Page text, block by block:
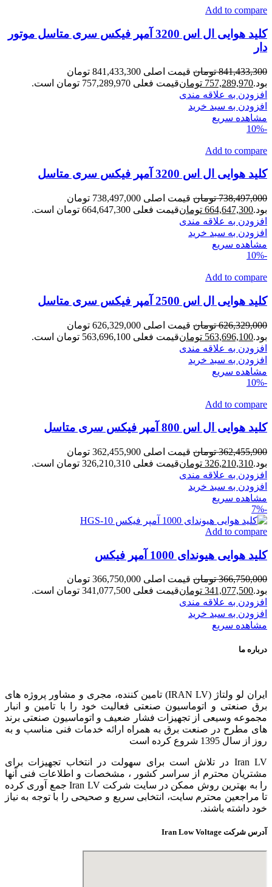
Add to compare
کلید هوایی ال اس 3200 آمپر فیکس سری متاسل موتور
دار
841,433,300 تومان
قیمت اصلی 841,433,300 تومان
بود.757,289,970 تومانقیمت فعلی 757,289,970 تومان است.
افزودن به علاقه مندی
افزودن به سبد خرید
مشاهده سریع
-10%
Add to compare
کلید هوایی ال اس 3200 آمپر فیکس سری متاسل
738,497,000 تومان
قیمت اصلی 738,497,000 تومان
بود.664,647,300 تومانقیمت فعلی 664,647,300 تومان است.
افزودن به علاقه مندی
افزودن به سبد خرید
مشاهده سریع
-10%
Add to compare
کلید هوایی ال اس 2500 آمپر فیکس سری متاسل
626,329,000 تومان
قیمت اصلی 626,329,000 تومان
بود.563,696,100 تومانقیمت فعلی 563,696,100 تومان است.
افزودن به علاقه مندی
افزودن به سبد خرید
مشاهده سریع
-10%
Add to compare
کلید هوایی ال اس 800 آمپر فیکس سری متاسل
362,455,900 تومان
قیمت اصلی 362,455,900 تومان
بود.326,210,310 تومانقیمت فعلی 326,210,310 تومان است.
افزودن به علاقه مندی
افزودن به سبد خرید
مشاهده سریع
-7%
Add to compare
کلید هوایی هیوندای 1000 آمپر فیکس
366,750,000 تومان
قیمت اصلی 366,750,000 تومان
بود.341,077,500 تومانقیمت فعلی 341,077,500 تومان است.
افزودن به علاقه مندی
افزودن به سبد خرید
مشاهده سریع
درباره ما
ایران لو ولتاژ (IRAN LV) تامین کننده، مجری و مشاور پروژه های
برق صنعتی و اتوماسیون صنعتی فعالیت خود را با تامین و انبار
مجموعه وسیعی از تجهیزات فشار ضعیف و اتوماسیون صنعتی برند
های مطرح در صنعت برق به همراه ارائه خدمات فنی مناسب و به
روز از سال 1395 شروع کرده است
Iran LV در تلاش است برای سهولت در انتخاب تجهیزات برای
مشتریان محترم از سراسر کشور ، مشخصات و اطلاعات فنی آنها
را به بهترین روش ممکن در سایت شرکت Iran LV جمع آوری کرده
تا مراجعین محترم سایت، انتخابی سریع و صحیحی را با توجه به نیاز
خود داشته باشند.
آدرس شرکت Iran Low Voltage